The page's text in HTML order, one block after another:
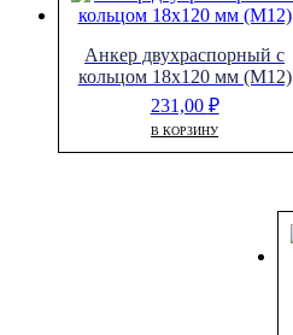
Анкер двухраспорный с
кольцом 18х120 мм (М12)
231,00 ₽
В КОРЗИНУ